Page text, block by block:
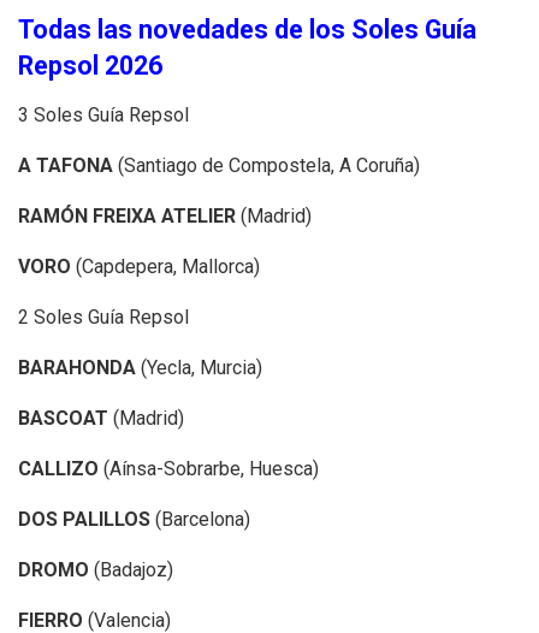
Todas las novedades de los Soles Guía
Repsol 2026
3 Soles Guía Repsol
A TAFONA (Santiago de Compostela, A Coruña)
RAMÓN FREIXA ATELIER (Madrid)
VORO (Capdepera, Mallorca)
2 Soles Guía Repsol
BARAHONDA (Yecla, Murcia)
BASCOAT (Madrid)
CALLIZO (Aínsa-Sobrarbe, Huesca)
DOS PALILLOS (Barcelona)
DROMO (Badajoz)
FIERRO (Valencia)